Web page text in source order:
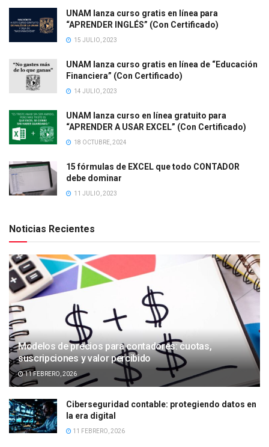
UNAM lanza curso gratis en línea para
“APRENDER INGLÉS” (Con Certificado)
15 JULIO, 2023
UNAM lanza curso gratis en línea de “Educación
Financiera” (Con Certificado)
14 JULIO, 2023
UNAM lanza curso en línea gratuito para
“APRENDER A USAR EXCEL” (Con Certificado)
18 OCTUBRE, 2024
15 fórmulas de EXCEL que todo CONTADOR
debe dominar
11 JULIO, 2023
Noticias Recientes
Modelos de precios para contadores: cuotas,
suscripciones y valor percibido
11 FEBRERO, 2026
Ciberseguridad contable: protegiendo datos en
la era digital
11 FEBRERO, 2026